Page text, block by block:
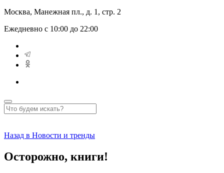
Москва, Манежная пл., д. 1, стр. 2
Ежедневно с 10:00 до 22:00
Назад в Новости и тренды
Осторожно, книги!